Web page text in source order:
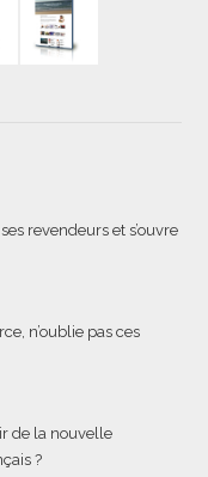
revendeurs et s’ouvre
n’oublie pas ces
de la nouvelle
?